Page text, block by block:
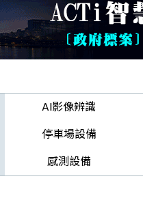
AI影像辨識
停車場設備
感測設備